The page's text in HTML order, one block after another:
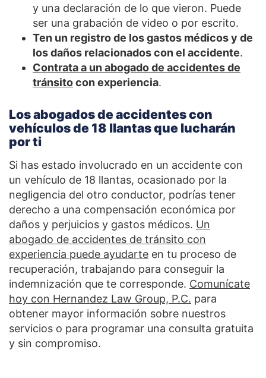
y una declaración de lo que vieron. Puede
ser una grabación de video o por escrito.
Ten un registro de los gastos médicos y de
los daños relacionados con el accidente.
Contrata a un abogado de accidentes de
tránsitocon experiencia.
Los abogados de accidentes con
vehículos de 18 llantas que lucharán
por ti
Si has estado involucrado en un accidente con
un vehículo de 18 llantas, ocasionado por la
negligencia del otro conductor, podrías tener
derecho a una compensación económica por
daños y perjuicios y gastos médicos. Un
abogado de accidentes de tránsito con
experiencia puede ayudarte en tu proceso de
recuperación, trabajando para conseguir la
indemnización que te corresponde. Comunícate
hoy con Hernandez Law Group, P.C. para
obtener mayor información sobre nuestros
servicios o para programar una consulta gratuita
y sin compromiso.